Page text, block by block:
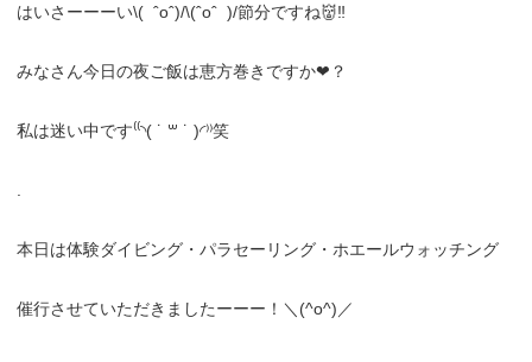
はいさーーーい\( ˆoˆ)/\(ˆoˆ )/節分ですね👹‼︎
みなさん今日の夜ご飯は恵方巻きですか❤︎？
私は迷い中です⁽⁽◝( ˙ ꒳ ˙ )◜⁾⁾笑
本日は体験ダイビング・パラセーリング・ホエールウォッチング
催行させていただきましたーーー！＼(^o^)／